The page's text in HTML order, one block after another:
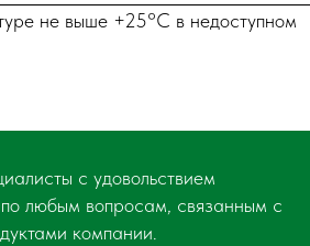
не выше +25°С в недоступном
с удовольствием
по любым вопросам, связанным с
компании.